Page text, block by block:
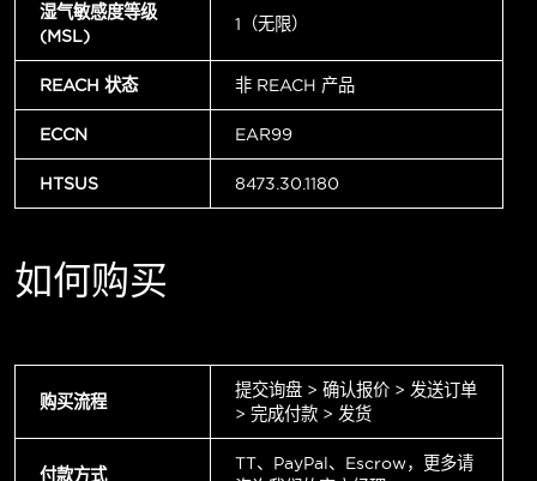
湿气敏感度等级
(MSL)
1（无限）
REACH 状态 非 REACH 产品
ECCN EAR99
HTSUS 8473.30.1180
如何购买
购买流程
提交询盘 > 确认报价 > 发送订单
> 完成付款 > 发货
付款方式
TT、PayPal、Escrow，更多请